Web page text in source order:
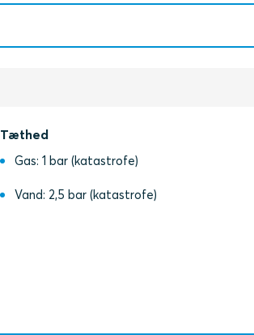
Tæthed
Gas: 1 bar (katastrofe)
Vand: 2,5 bar (katastrofe)